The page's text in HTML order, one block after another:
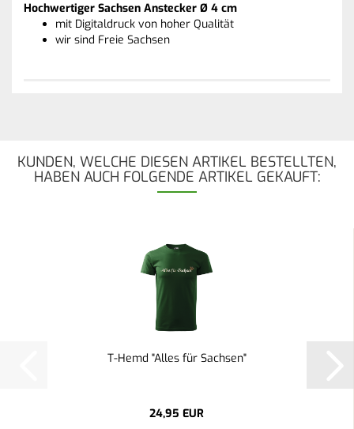
Hochwertiger Sachsen Anstecker Ø 4 cm
mit Digitaldruck von hoher Qualität
wir sind Freie Sachsen
KUNDEN, WELCHE DIESEN ARTIKEL BESTELLTEN,
HABEN AUCH FOLGENDE ARTIKEL GEKAUFT:
T-Hemd "Alles für Sachsen"
24,95 EUR